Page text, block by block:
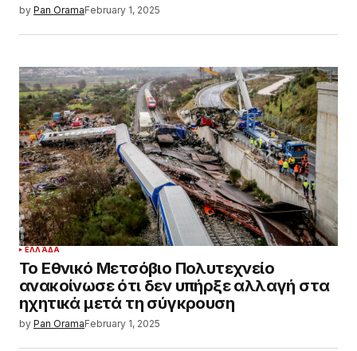
by Pan OramaFebruary 1, 2025
ΕΛΛΆΔΑ
Το Εθνικό Μετσόβιο Πολυτεχνείο
ανακοίνωσε ότι δεν υπήρξε αλλαγή στα
ηχητικά μετά τη σύγκρουση
by Pan OramaFebruary 1, 2025